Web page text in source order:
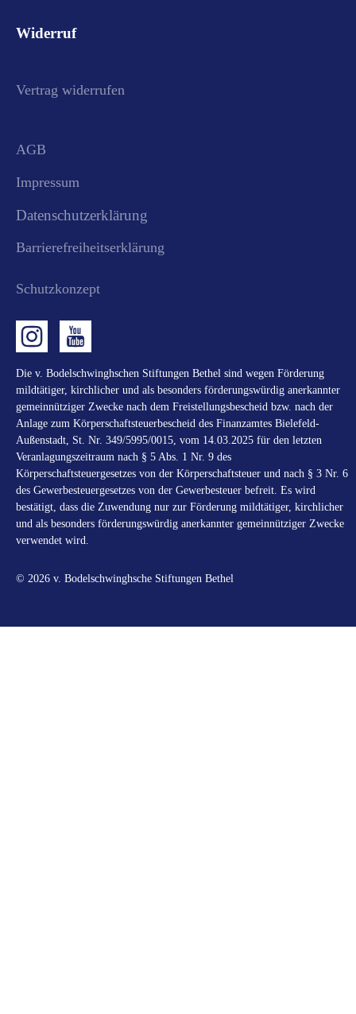
Widerruf
Vertrag widerrufen
AGB
Impressum
Datenschutzerklärung
Barrierefreiheitserklärung
Schutzkonzept
Die v. Bodelschwinghschen Stiftungen Bethel sind wegen Förderung
mildtätiger, kirchlicher und als besonders förderungswürdig anerkannter
gemeinnütziger Zwecke nach dem Freistellungsbescheid bzw. nach der
Anlage zum Körperschaftsteuerbescheid des Finanzamtes Bielefeld-
Außenstadt, St. Nr. 349/5995/0015, vom 14.03.2025 für den letzten
Veranlagungszeitraum nach § 5 Abs. 1 Nr. 9 des
Körperschaftsteuergesetzes von der Körperschaftsteuer und nach § 3 Nr. 6
des Gewerbesteuergesetzes von der Gewerbesteuer befreit. Es wird
bestätigt, dass die Zuwendung nur zur Förderung mildtätiger, kirchlicher
und als besonders förderungswürdig anerkannter gemeinnütziger Zwecke
verwendet wird.
© 2026 v. Bodelschwinghsche Stiftungen Bethel